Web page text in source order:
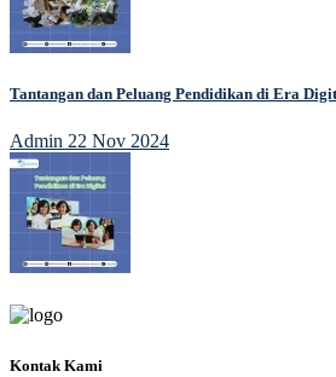
Tantangan dan Peluang Pendidikan di Era
Admin 22 Nov 2024
Kontak Kami